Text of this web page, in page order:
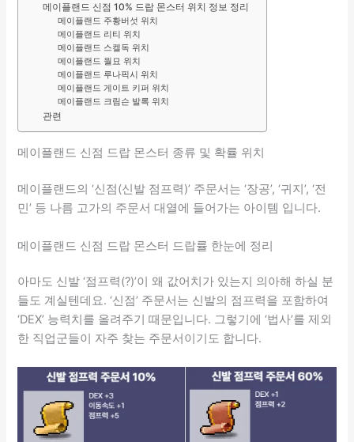
메이플랜드 신점 10% 드랍 몬스터 위치 정보 정리
메이플랜드 주황버섯 위치
메이플랜드 리티 위치
메이플랜드 스켈독 위치
메이플랜드 월묘 위치
메이플랜드 루나픽시 위치
메이플랜드 게이트 키퍼 위치
메이플랜드 크림슨 발록 위치
관련
메이플랜드 신점 드랍 몬스터 종류 및 확률 위치
메이플랜드의 ‘신점(신발 점프력)’ 주문서는 ‘장공’, ‘귀지’, ‘전
민’ 등 나름 고가의 주문서 대열에 들어가는 아이템 입니다.
메이플랜드 신점 드랍 몬스터 드랍률 한눈에 정리
아마도 신발 ‘점프력(?)’이 왜 값어치가 있는지 의아해 하실 분
들도 계실텐데요. ‘신점’ 주문서는 신발의 점프력을 포함하여
‘DEX’ 능력치를 올려주기 때문입니다. 그렇기에 ‘법사’를 제외
한 직업군들이 자주 찾는 주문서이기도 합니다.